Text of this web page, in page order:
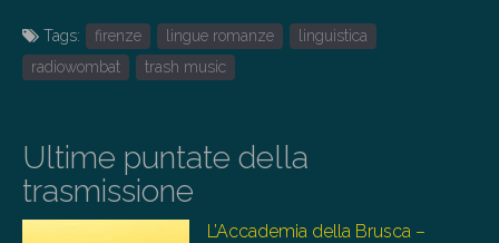
Tags: firenze lingue romanze
linguistica
radiowombat
trash music
Ultime puntate della
trasmissione
L’Accademia della Brusca –